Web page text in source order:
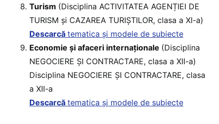
Turism (Disciplina ACTIVITATEA AGENȚIEI DE
TURISM și CAZAREA TURIȘTILOR, clasa a XI-a)
Descarcă tematica și modele de subiecte
Economie și afaceri internaționale (Disciplina
NEGOCIERE ȘI CONTRACTARE, clasa a XII-a)
Disciplina NEGOCIERE ȘI CONTRACTARE, clasa
a XII-a
Descarcă tematica și modele de subiecte